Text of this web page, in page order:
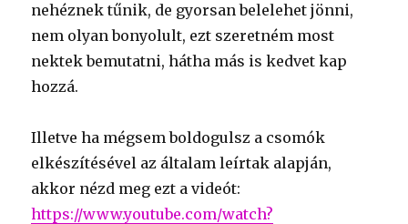
nehéznek tűnik, de gyorsan belelehet jönni,
nem olyan bonyolult, ezt szeretném most
nektek bemutatni, hátha más is kedvet kap
hozzá.
Illetve ha mégsem boldogulsz a csomók
elkészítésével az általam leírtak alapján,
akkor nézd meg ezt a videót:
https://www.youtube.com/watch?